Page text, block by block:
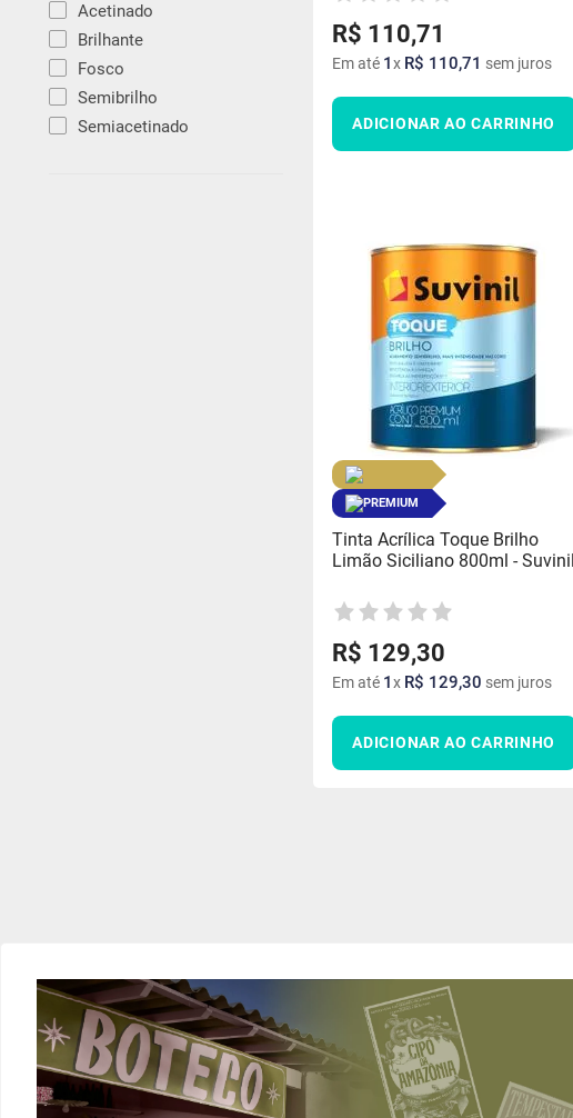
Acetinado
Brilhante
Fosco
Semibrilho
Semiacetinado
R$ 110,71
Em até 1 x R$ 110,71 sem juros
ADICIONAR AO CARRINHO
PREMIUM
Tinta Acrílica Toque Brilho
Limão Siciliano 800ml - Suvinil
R$ 129,30
Em até 1 x R$ 129,30 sem juros
ADICIONAR AO CARRINHO